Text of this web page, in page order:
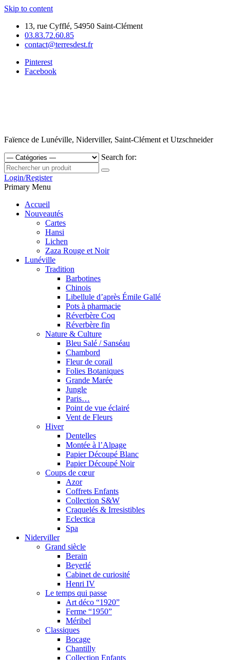
Skip to content
13, rue Cyfflé, 54950 Saint-Clément
03.83.72.60.85
contact@terresdest.fr
Pinterest
Facebook
Faïence de Lunéville, Niderviller, Saint-Clément et Utzschneider
Search for:
Login/Register
Primary Menu
Accueil
Nouveautés
Cartes
Hansi
Lichen
Zaza Rouge et Noir
Lunéville
Tradition
Barbotines
Chinois
Libellule d’après Émile Gallé
Pots à pharmacie
Réverbère Coq
Réverbère fin
Nature & Culture
Bleu Salé / Sanséau
Chambord
Fleur de corail
Folies Botaniques
Grande Marée
Jungle
Paris…
Point de vue éclairé
Vent de Fleurs
Hiver
Dentelles
Montée à l’Alpage
Papier Découpé Blanc
Papier Découpé Noir
Coups de cœur
Azor
Coffrets Enfants
Collection S&W
Craquelés & Irresistibles
Eclectica
Spa
Niderviller
Grand siècle
Berain
Beyerlé
Cabinet de curiosité
Henri IV
Le temps qui passe
Art déco “1920”
Ferme “1950”
Méribel
Classiques
Bocage
Chantilly
Collection Enfants